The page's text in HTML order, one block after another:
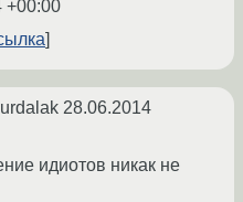
+00:00
28.06.2014
идиотов никак не